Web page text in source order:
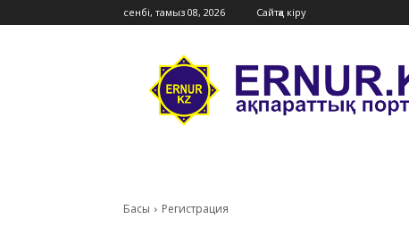
сенбі, тамыз 08, 2026 Сайтқа кіру
Ernur
Press
Басы Регистрация